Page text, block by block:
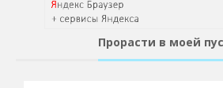
Прорасти в моей